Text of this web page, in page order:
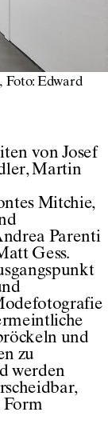
Foto: Edward
von Josef
Martin
Mitchie,
Parenti
Gess.
und
zu
werden
Form